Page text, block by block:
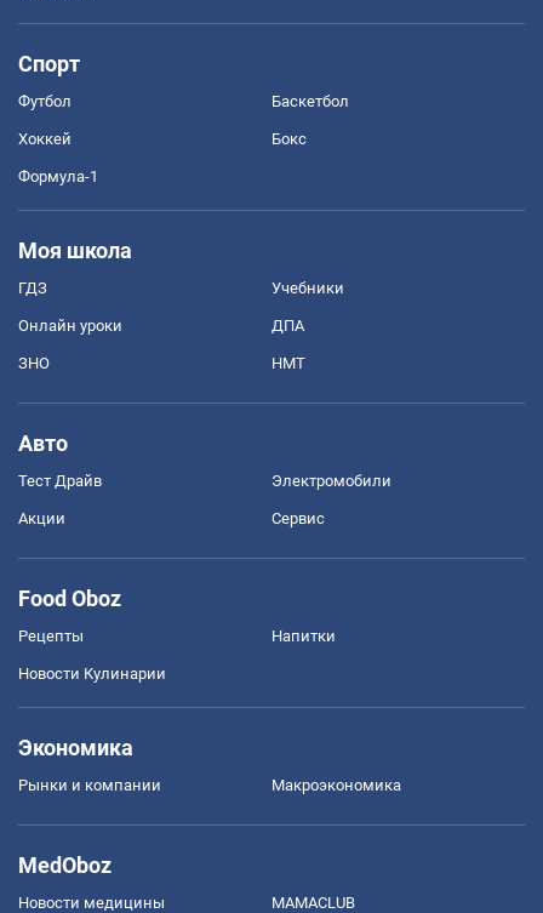
Спорт
Футбол Баскетбол
Хоккей Бокс
Формула-1
Моя школа
ГДЗ Учебники
Онлайн уроки ДПА
ЗНО НМТ
Авто
Тест Драйв Электромобили
Акции Сервис
Food Oboz
Рецепты Напитки
Новости Кулинарии
Экономика
Рынки и компании Mакроэкономика
MedOboz
Новости медицины MAMACLUB